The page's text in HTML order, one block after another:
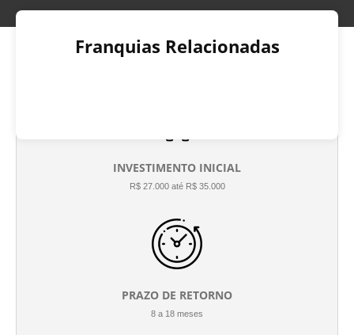
Franquias Relacionadas
INVESTIMENTO INICIAL
R$ 27.000 até R$ 35.000
PRAZO DE RETORNO
8 a 18 meses